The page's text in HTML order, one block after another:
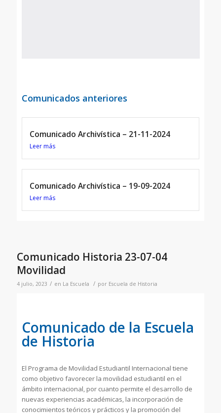
Comunicados anteriores
Comunicado Archivística – 21-11-2024
Leer más
Comunicado Archivística – 19-09-2024
Leer más
Comunicado Historia 23-07-04
Movilidad
4 julio, 2023 / en La Escuela / por Escuela de Historia
Comunicado de la Escuela
de Historia
El Programa de Movilidad Estudiantil Internacional tiene
como objetivo favorecer la movilidad estudiantil en el
ámbito internacional, por cuanto permite el desarrollo de
nuevas experiencias académicas, la incorporación de
conocimientos teóricos y prácticos y la promoción del